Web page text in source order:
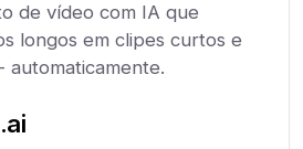
de vídeo com IA que
longos em clipes curtos e
automaticamente.